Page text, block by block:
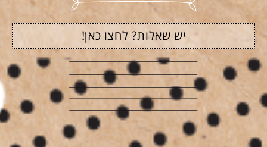
יש שאלות? לחצו כאן!